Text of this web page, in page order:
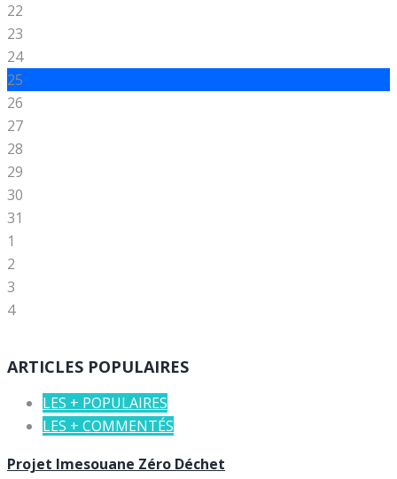
22
23
24
25
26
27
28
29
30
31
1
2
3
4
ARTICLES POPULAIRES
LES + POPULAIRES
LES + COMMENTÉS
Projet Imesouane Zéro Déchet